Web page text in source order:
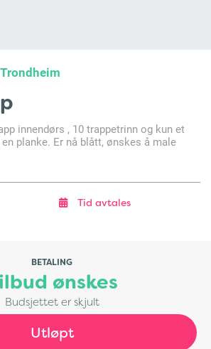
innendørs , 10 trappetrinn og kun et
planke. Er nå blått, ønskes å male
Tid avtales
BETALING
ønskes
Budsjettet er skjult
Utløpt